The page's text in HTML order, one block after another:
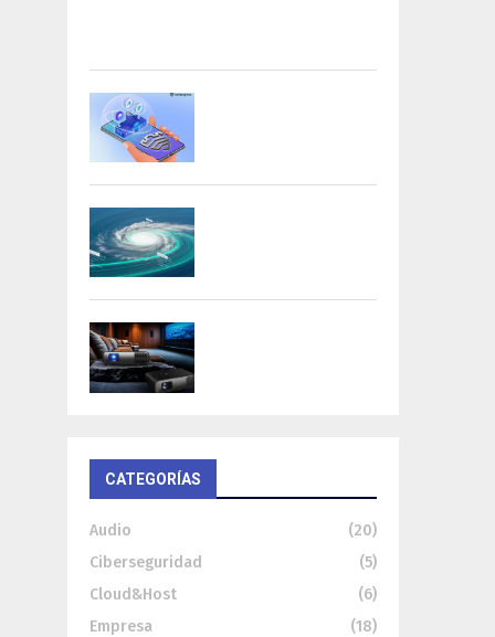
CATEGORÍAS
Audio
(20)
Ciberseguridad
(5)
Cloud&Host
(6)
Empresa
(18)